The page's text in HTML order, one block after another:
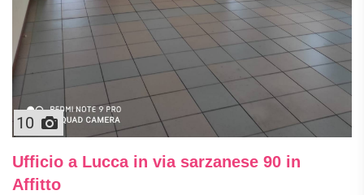
10
Ufficio a Lucca in via sarzanese 90 in
Affitto